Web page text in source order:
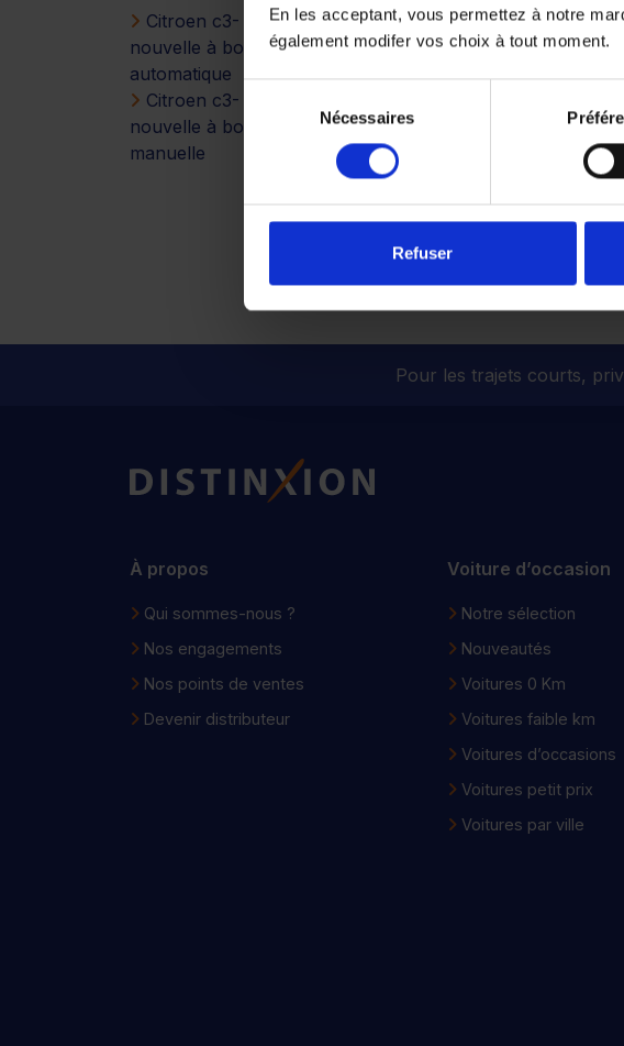
En les acceptant, vous permettez à notre
également modifer vos choix à tout moment.
consentement
Nécessaires
Refuser
Citroen c3-
nouvelle à boîte
automatique
Citroen c3-
nouvelle à boîte
manuelle
Pour les trajets courts,
Distinxion
À propos
Qui sommes-nous ?
Nos engagements
Nos points de ventes
Devenir distributeur
Voiture d’occasion
Notre sélection
Nouveautés
Voitures 0 Km
Voitures faible km
Voitures d’occasions
Voitures petit prix
Voitures par ville